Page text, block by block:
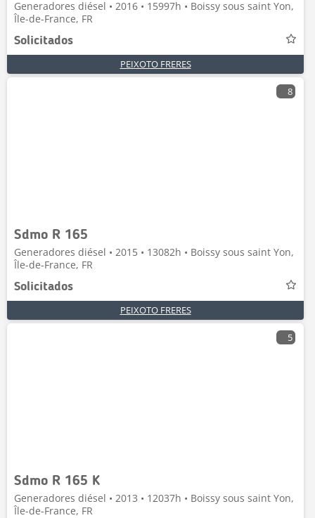
Generadores diésel • 2016 • 15997h • Boissy sous saint Yon,
Île-de-France, FR
Solicitados
PEIXOTO FRERES
8
Sdmo R 165
Generadores diésel • 2015 • 13082h • Boissy sous saint Yon,
Île-de-France, FR
Solicitados
PEIXOTO FRERES
5
Sdmo R 165 K
Generadores diésel • 2013 • 12037h • Boissy sous saint Yon,
Île-de-France, FR